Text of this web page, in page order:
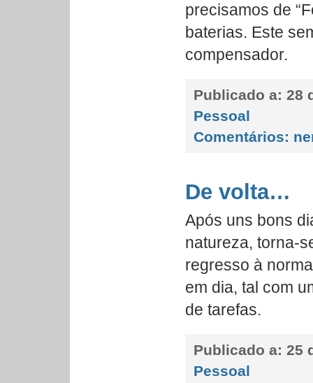
precisamos de
baterias. Este
compensador.
Publicado a: 28
Pessoal
Comentários:
De volta…
Após uns bons
natureza, torna-
regresso à
em dia, tal com
de tarefas.
Publicado a: 25
Pessoal